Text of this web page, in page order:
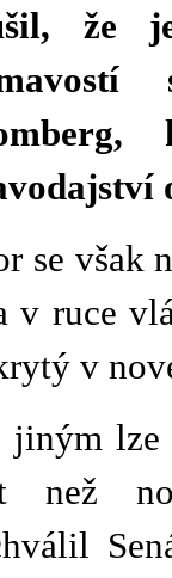
že
se však
v ruce
v
jiným lze
než